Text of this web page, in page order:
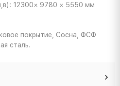
12300× 9780 × 5550 мм
покрытие, Сосна, ФСФ
сталь.